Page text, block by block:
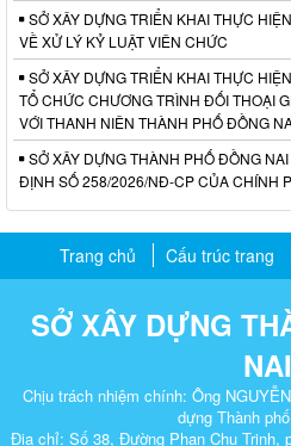
SỞ XÂY DỰNG TRIỂN KHAI THỰC
VỀ XỬ LÝ KỶ LUẬT VIÊN CHỨC
SỞ XÂY DỰNG TRIỂN KHAI THỰC
TỔ CHỨC CHƯƠNG TRÌNH ĐỐI THOẠI
VỚI THANH NIÊN THÀNH PHỐ ĐỒNG
SỞ XÂY DỰNG THÀNH PHỐ ĐỒNG
ĐỊNH SỐ 258/2026/NĐ-CP CỦA CHÍNH
Trang chủ Cấu trúc trang
SỞ XÂY DỰNG
NAI
Chịu trách nhiệm chính: Ông
dựng Thành
Địa chỉ: Số 38, Đường Phan Chu Trinh,